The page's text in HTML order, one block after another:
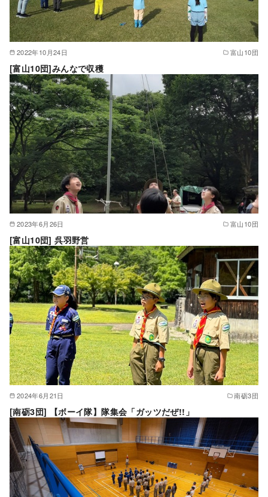
2022年10月24日 富山10団
[富山10団]みんなで収穫
2023年6月26日 富山10団
[富山10団] 呉羽野営
2024年6月21日 南砺3団
[南砺3団] 【ボーイ隊】隊集会「ガッツだぜ!!」